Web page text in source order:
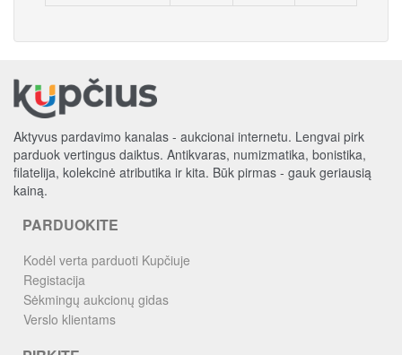
Aktyvus pardavimo kanalas - aukcionai internetu. Lengvai pirk
parduok vertingus daiktus. Antikvaras, numizmatika, bonistika,
filatelija, kolekcinė atributika ir kita. Būk pirmas - gauk geriausią
kainą.
PARDUOKITE
Kodėl verta parduoti Kupčiuje
Registacija
Sėkmingų aukcionų gidas
Verslo klientams